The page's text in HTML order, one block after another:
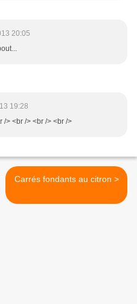
20:05
19:28
/> <br /> <br /> <br />
Carrés fondants au citron >